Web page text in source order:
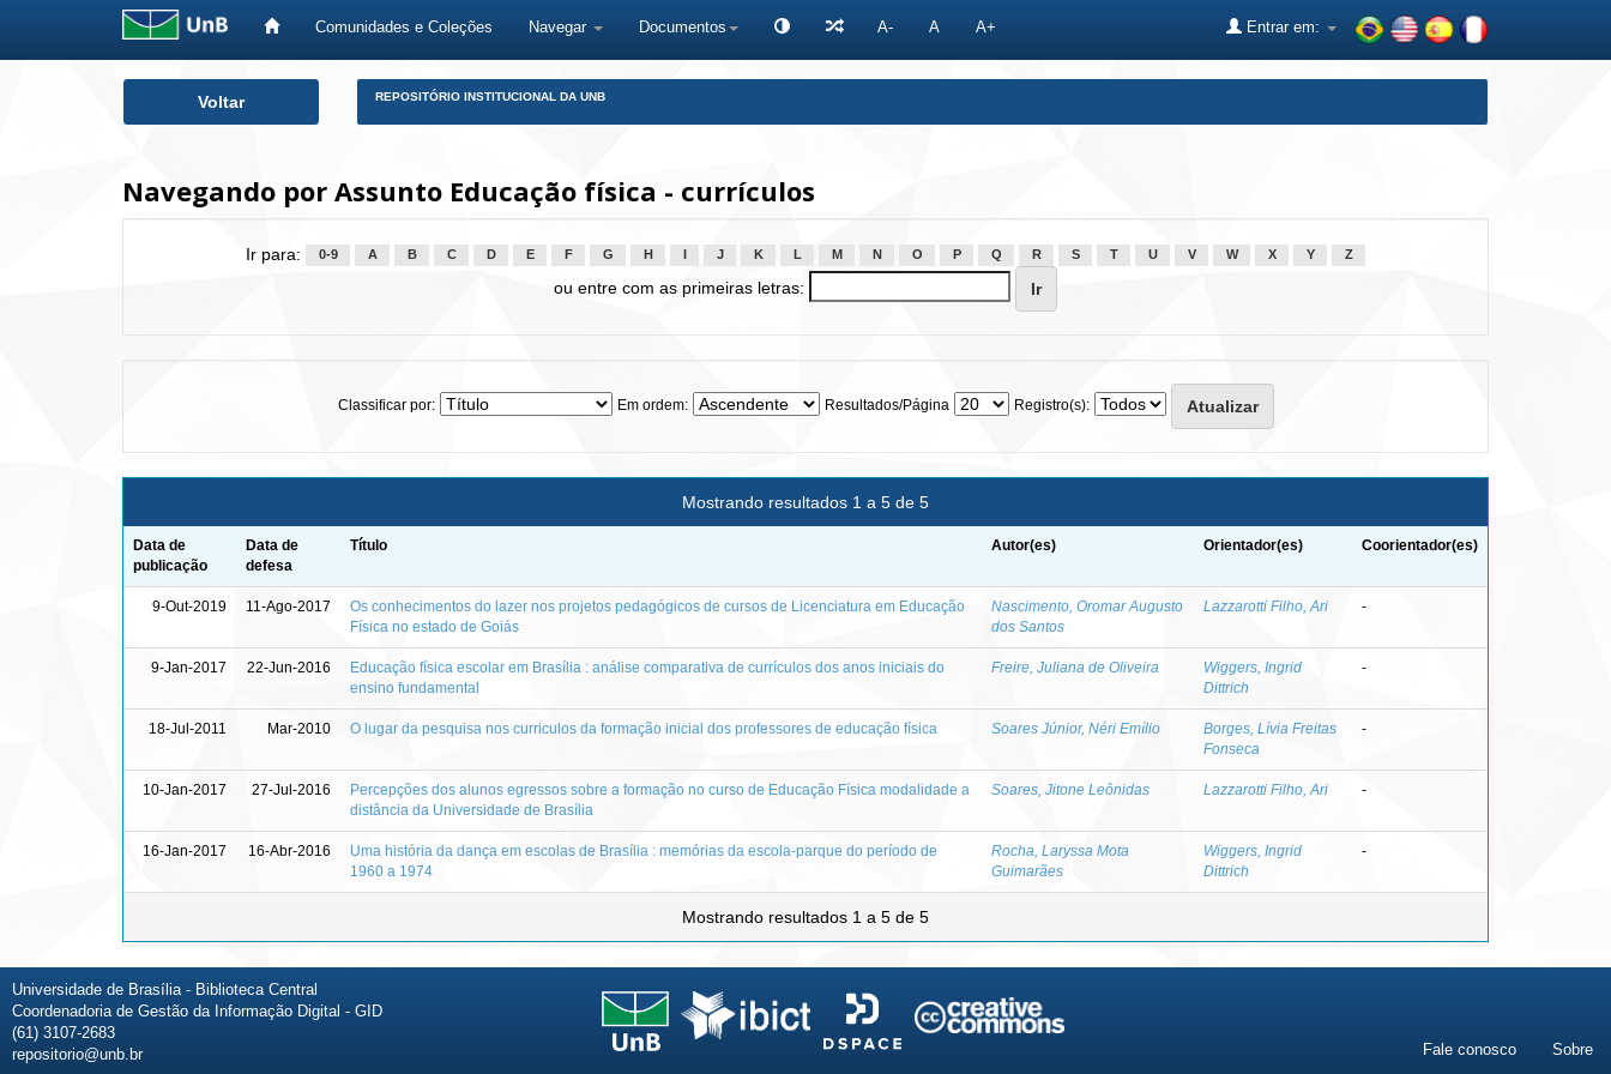
Comunidades e Coleções Navegar Documentos A- A A+ Entrar em:
Voltar REPOSITÓRIO INSTITUCIONAL DA UNB
Navegando por Assunto Educação física - currículos
Ir para: 0-9 A B C D E F G H J K L M N O P Q R S T U V W X Y Z
ou entre com as primeiras letras:
Classificar por: Em ordem: Resultados/Página Registro(s):
Mostrando resultados 1 a 5 de 5
Data de
publicação
Data de
defesa
Título Autor(es) Orientador(es) Coorientador(es)
9-Out-2019 11-Ago-2017
Os conhecimentos do lazer nos projetos pedagógicos de cursos de Licenciatura em Educação
Física no estado de Goiás
Nascimento, Oromar Augusto
dos Santos
Lazzarotti Filho, Ari -
9-Jan-2017 22-Jun-2016
Educação física escolar em Brasília : análise comparativa de currículos dos anos iniciais do
ensino fundamental
Freire, Juliana de Oliveira
Wiggers, Ingrid
Dittrich
-
18-Jul-2011 Mar-2010 O lugar da pesquisa nos curriculos da formação inicial dos professores de educação física Soares Júnior, Néri Emílio
Borges, Lívia Freitas
Fonseca
-
10-Jan-2017 27-Jul-2016
Percepções dos alunos egressos sobre a formação no curso de Educação Física modalidade a
distância da Universidade de Brasília
Soares, Jitone Leônidas Lazzarotti Filho, Ari -
16-Jan-2017 16-Abr-2016
Uma história da dança em escolas de Brasília : memórias da escola-parque do período de
1960 a 1974
Rocha, Laryssa Mota
Guimarães
Wiggers, Ingrid
Dittrich
-
Mostrando resultados 1 a 5 de 5
Universidade de Brasília - Biblioteca Central
Coordenadoria de Gestão da Informação Digital - GID
(61) 3107-2683
repositorio@unb.br
Fale conosco Sobre